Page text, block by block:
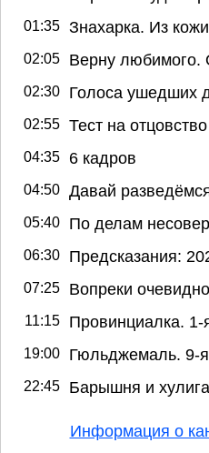
01:35 Знахарка. Из
02:05 Верну любимого.
02:30 Голоса ушедших
02:55 Тест на отцовство
04:35 6 кадров
04:50 Давай
05:40 По делам
06:30 Предсказания:
07:25 Вопреки
11:15 Провинциалка. 1-
19:00 Гюльджемаль. 9-
22:45 Барышня и
Информация о